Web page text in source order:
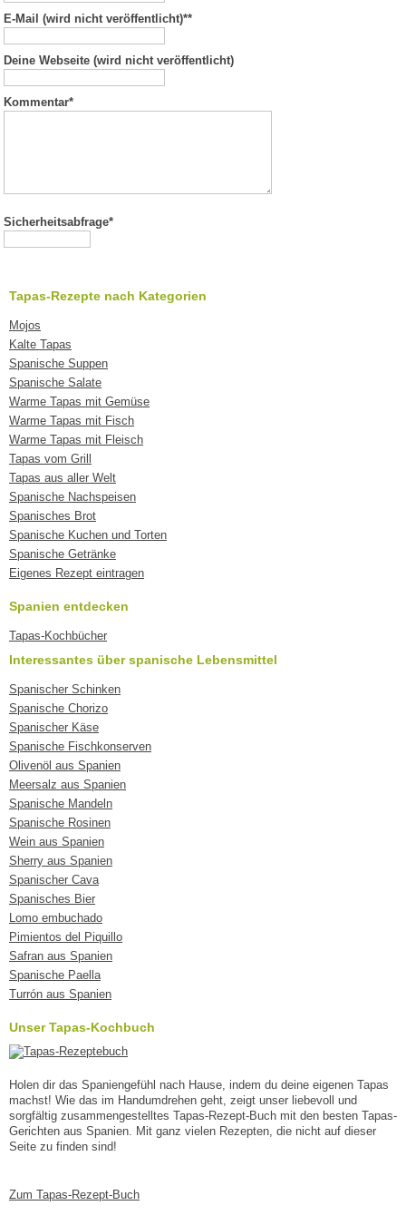
E-Mail (wird nicht veröffentlicht)**
Deine Webseite (wird nicht veröffentlicht)
Kommentar*
Sicherheitsabfrage*
Tapas-Rezepte nach Kategorien
Mojos
Kalte Tapas
Spanische Suppen
Spanische Salate
Warme Tapas mit Gemüse
Warme Tapas mit Fisch
Warme Tapas mit Fleisch
Tapas vom Grill
Tapas aus aller Welt
Spanische Nachspeisen
Spanisches Brot
Spanische Kuchen und Torten
Spanische Getränke
Eigenes Rezept eintragen
Spanien entdecken
Tapas-Kochbücher
Interessantes über spanische Lebensmittel
Spanischer Schinken
Spanische Chorizo
Spanischer Käse
Spanische Fischkonserven
Olivenöl aus Spanien
Meersalz aus Spanien
Spanische Mandeln
Spanische Rosinen
Wein aus Spanien
Sherry aus Spanien
Spanischer Cava
Spanisches Bier
Lomo embuchado
Pimientos del Piquillo
Safran aus Spanien
Spanische Paella
Turrón aus Spanien
Unser Tapas-Kochbuch
Holen dir das Spaniengefühl nach Hause, indem du deine eigenen Tapas
machst! Wie das im Handumdrehen geht, zeigt unser liebevoll und
sorgfältig zusammengestelltes Tapas-Rezept-Buch mit den besten Tapas-
Gerichten aus Spanien. Mit ganz vielen Rezepten, die nicht auf dieser
Seite zu finden sind!
Zum Tapas-Rezept-Buch